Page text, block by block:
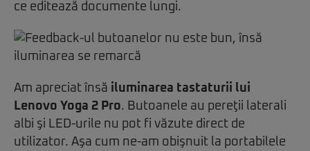
ce editează documente lungi.
Am apreciat însă iluminarea tastaturii lui
Lenovo Yoga 2 Pro. Butoanele au pereţii laterali
albi şi LED-urile nu pot fi văzute direct de
utilizator. Aşa cum ne-am obişnuit la portabilele